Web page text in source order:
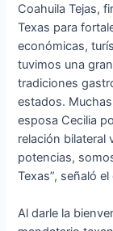
Coahuila Tejas,
Texas para
económicas,
tuvimos una
tradiciones
estados.
esposa Cecilia
relación bilateral
potencias,
Texas”, señaló
Al darle la